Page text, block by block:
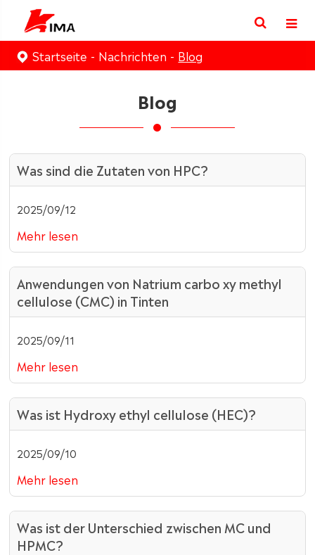
Startseite Nachrichten Blog
Blog
Was sind die Zutaten von HPC?
2025/09/12
Mehr lesen
Anwendungen von Natrium carbo xy methyl
cellulose (CMC) in Tinten
2025/09/11
Mehr lesen
Was ist Hydroxy ethyl cellulose (HEC)?
2025/09/10
Mehr lesen
Was ist der Unterschied zwischen MC und
HPMC?